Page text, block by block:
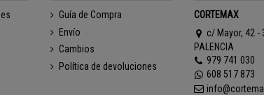
Guía de Compra
Envío
Cambios
Política de devoluciones
CORTEMAX
c/ Mayor, 42 -
PALENCIA
979 741 030
608 517 873